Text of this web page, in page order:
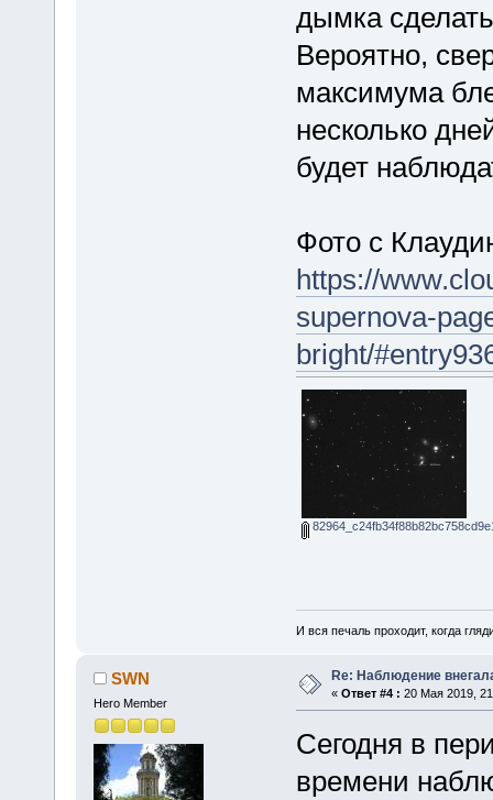
дымка
Вероятно,
максимума
несколько
будет
Фото с
https://
supernova-
bright/
И вся печаль проходит, когда
SWN
Hero Member
Re: Наблюдение
« Ответ #4 : 20 Мая 2019,
Сегодня в
времени